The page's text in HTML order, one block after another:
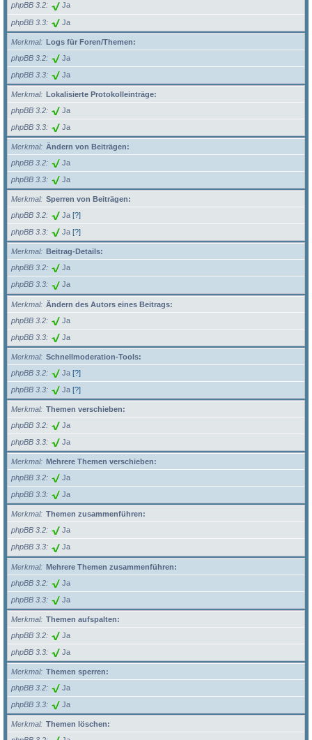
phpBB 3.2
Ja
phpBB 3.3 Ja
Merkmal
Logs für Foren/Themen:
phpBB 3.2
Ja
phpBB 3.3 Ja
Merkmal
Lokalisierte Protokolleinträge:
phpBB 3.2
Ja
phpBB 3.3 Ja
Merkmal
Ändern von Beiträgen:
phpBB 3.2
Ja
phpBB 3.3 Ja
Merkmal
Sperren von Beiträgen:
phpBB 3.2
Ja [?]
phpBB 3.3 Ja [?]
Merkmal
Beitrag-Details:
phpBB 3.2
Ja
phpBB 3.3 Ja
Merkmal
Ändern des Autors eines Beitrags:
phpBB 3.2
Ja
phpBB 3.3 Ja
Merkmal
Schnellmoderation-Tools:
phpBB 3.2
Ja [?]
phpBB 3.3 Ja [?]
Merkmal
Themen verschieben:
phpBB 3.2
Ja
phpBB 3.3 Ja
Merkmal
Mehrere Themen verschieben:
phpBB 3.2
Ja
phpBB 3.3 Ja
Merkmal
Themen zusammenführen:
phpBB 3.2
Ja
phpBB 3.3 Ja
Merkmal
Mehrere Themen zusammenführen:
phpBB 3.2
Ja
phpBB 3.3 Ja
Merkmal
Themen aufspalten:
phpBB 3.2
Ja
phpBB 3.3 Ja
Merkmal
Themen sperren:
phpBB 3.2
Ja
phpBB 3.3 Ja
Merkmal
Themen löschen: